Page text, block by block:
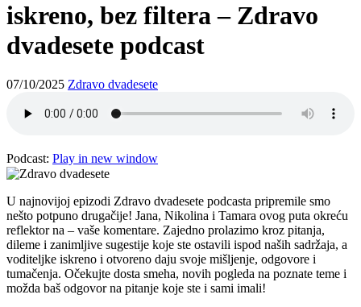
iskreno, bez filtera – Zdravo
dvadesete podcast
07/10/2025 Zdravo dvadesete
Podcast: Play in new window
U najnovijoj epizodi Zdravo dvadesete podcasta pripremile smo
nešto potpuno drugačije! Jana, Nikolina i Tamara ovog puta okreću
reflektor na – vaše komentare. Zajedno prolazimo kroz pitanja,
dileme i zanimljive sugestije koje ste ostavili ispod naših sadržaja, a
voditeljke iskreno i otvoreno daju svoje mišljenje, odgovore i
tumačenja. Očekujte dosta smeha, novih pogleda na poznate teme i
možda baš odgovor na pitanje koje ste i sami imali!